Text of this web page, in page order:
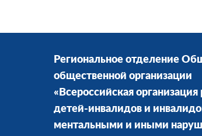
Региональное отделение
общественной организации
«Всероссийская
детей-инвалидов и
ментальными и иными